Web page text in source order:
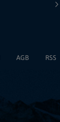
AGB RSS